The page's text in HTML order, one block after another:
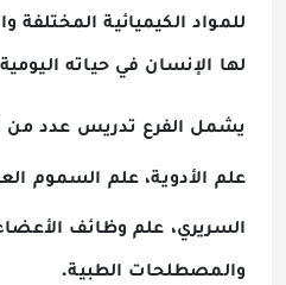
للمواد الكيميائية المختلفة
لها الإنسان في حياته اليومية
يشمل الفرع تدريس عدد من
علم الأدوية، علم السموم
السريري، علم وظائف
والمصطلحات الطبية.